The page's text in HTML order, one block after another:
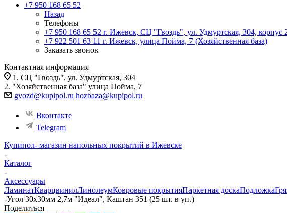
+7 950 168 65 52
Назад
Телефоны
+7 950 168 65 52 г. Ижевск, СЦ "Гвоздь", ул. Удмуртская, 304, корпус
+7 922 501 63 11 г. Ижевск, улица Пойма, 7 (Хозяйственная база)
Заказать звонок
Контактная информация
1. СЦ "Гвоздь", ул. Удмуртская, 304
2. "Хозяйственная база" улица Пойма, 7
gvozd@kupipol.ru hozbaza@kupipol.ru
Вконтакте
Telegram
Купипол- магазин напольных покрытий в Ижевске
-
Каталог
-
Аксессуары
ЛаминатКварцвинилЛинолеумКовровые покрытияПаркетная доскаПодложка
-Угол 30х30мм 2,7м "Идеал", Каштан 351 (25 шт. в уп.)
Поделиться